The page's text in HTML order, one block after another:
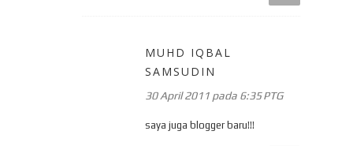
MUHD IQBAL
SAMSUDIN
30 April 2011 pada 6:35 PTG
saya juga blogger baru!!!